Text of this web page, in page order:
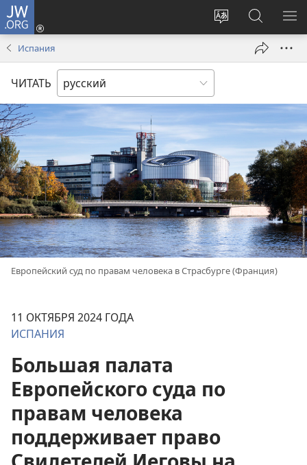
JW.ORG
Изменить
Войти
(открывается
окне)
Поиск
по
jw.org
Испания
ЧИТАТЬ
Европейский суд по правам человека в Страсбурге (Франция)
11 ОКТЯБРЯ 2024 ГОДА
ИСПАНИЯ
Большая палата
Европейского суда по
правам человека
поддерживает право